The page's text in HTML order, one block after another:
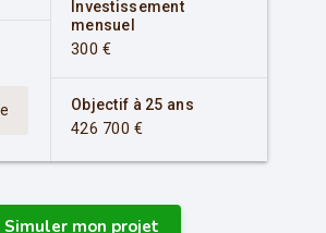
Investissement
mensuel
300 €
Objectif à 25 ans
426 700 €
Simuler mon projet